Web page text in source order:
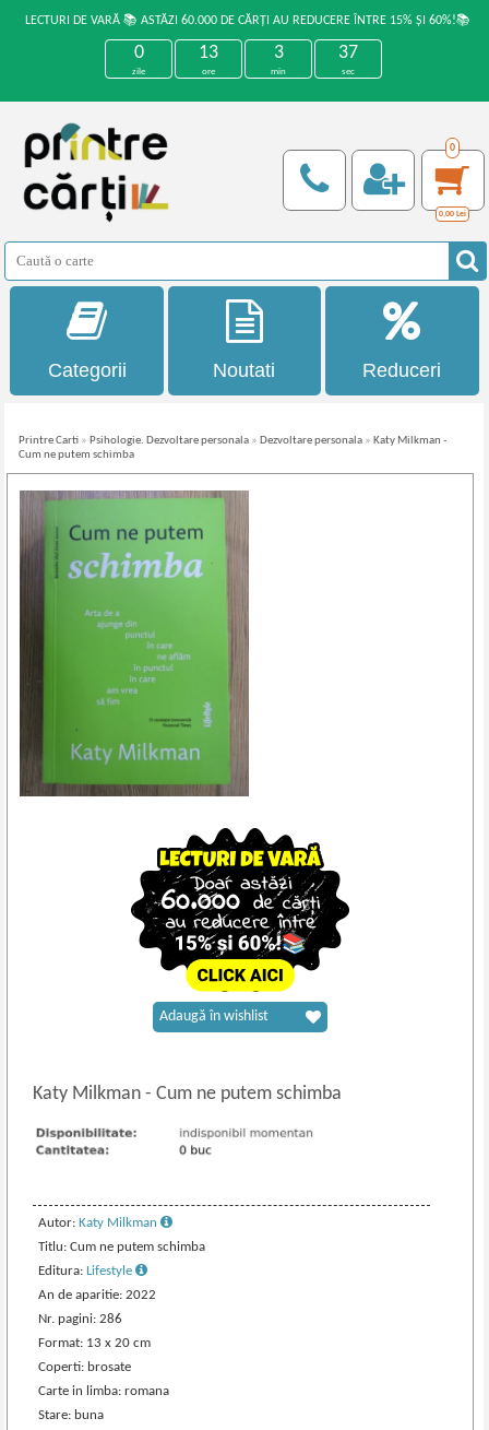
LECTURI DE VARĂ 📚 ASTĂZI 60.000 DE CĂRȚI AU REDUCERE ÎNTRE 15% ȘI 60%!📚
0
zile
13
ore
3
min
37
sec
0
0,00 Lei
Categorii Noutati Reduceri
Printre Carti » Psihologie. Dezvoltare personala » Dezvoltare personala » Katy Milkman -
Cum ne putem schimba
Katy Milkman- Cum ne putem schimba
Autor:Katy Milkman
Titlu: Cum ne putem schimba
Editura:Lifestyle
An de aparitie: 2022
Nr. pagini: 286
Format: 13 x 20 cm
Coperti: brosate
Carte in limba: romana
Stare: buna
Adaugă în wishlist